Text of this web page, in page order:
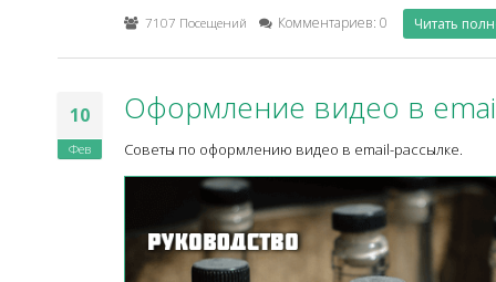
7107 Посещений Комментариев: 0 Читать
10
Фев
Оформление видео в
Советы по оформлению видео в email-рассылке.